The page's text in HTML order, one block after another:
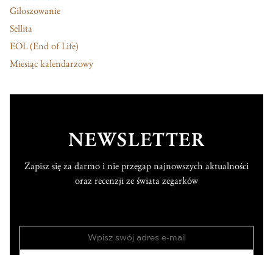
Giloszowanie
Sellita
EOL (End of Life)
Miesiąc kalendarzowy
NEWSLETTER
Zapisz się za darmo i nie przegap najnowszych aktualności
oraz recenzji ze świata zegarków